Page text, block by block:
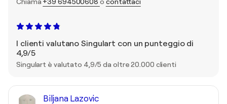
I clienti valutano Singulart con un punteggio di
4,9/5
Singulart è valutato 4,9/5 da oltre 20.000 clienti
Biljana Lazovic